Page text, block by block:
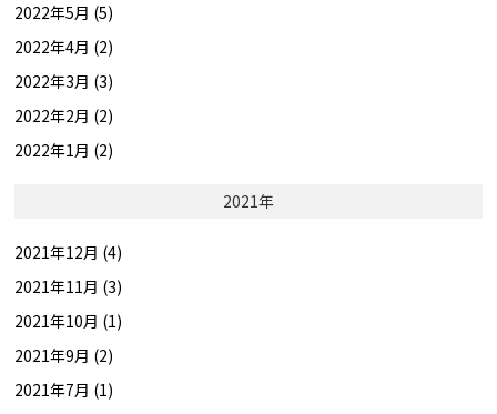
2022年5月 (5)
2022年4月 (2)
2022年3月 (3)
2022年2月 (2)
2022年1月 (2)
2021年
2021年12月 (4)
2021年11月 (3)
2021年10月 (1)
2021年9月 (2)
2021年7月 (1)